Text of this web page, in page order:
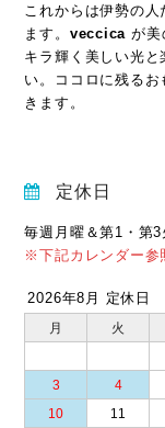
これからは伊勢の人
ます。 veccica が美
キラ輝く美しい光
い。ココロに残る
きます。
定休日
毎週月曜＆第1・第3
※下記カレンダー参
2026年8月 定休日
月 火
3
4
10
11